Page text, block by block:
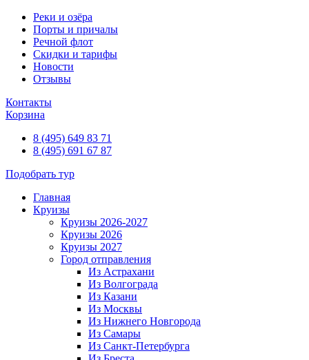
Реки и озёра
Порты и причалы
Речной флот
Скидки и тарифы
Новости
Отзывы
Контакты
Корзина
8 (495) 649 83 71
8 (495) 691 67 87
Подобрать тур
Главная
Круизы
Круизы 2026-2027
Круизы 2026
Круизы 2027
Город отправления
Из Астрахани
Из Волгограда
Из Казани
Из Москвы
Из Нижнего Новгорода
Из Самары
Из Санкт-Петербурга